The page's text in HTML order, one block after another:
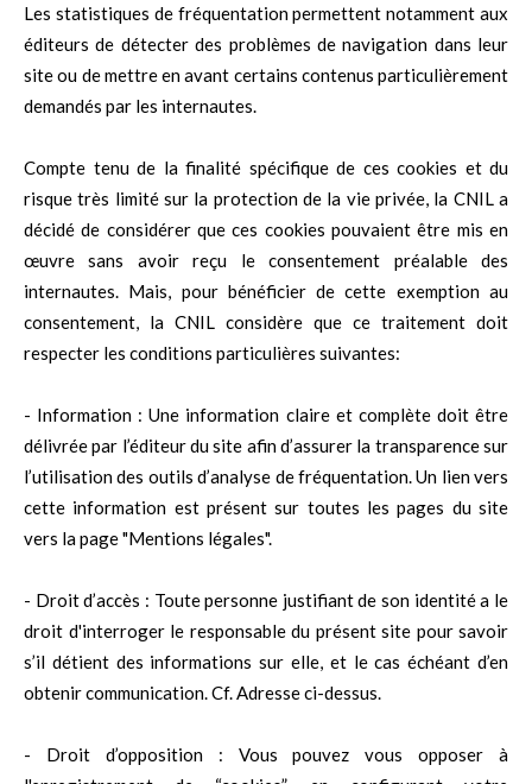
Les statistiques de fréquentation permettent notamment aux
éditeurs de détecter des problèmes de navigation dans leur
site ou de mettre en avant certains contenus particulièrement
demandés par les internautes.
Compte tenu de la finalité spécifique de ces cookies et du
risque très limité sur la protection de la vie privée, la CNIL a
décidé de considérer que ces cookies pouvaient être mis en
œuvre sans avoir reçu le consentement préalable des
internautes. Mais, pour bénéficier de cette exemption au
consentement, la CNIL considère que ce traitement doit
respecter les conditions particulières suivantes:
- Information : Une information claire et complète doit être
délivrée par l’éditeur du site afin d’assurer la transparence sur
l’utilisation des outils d’analyse de fréquentation. Un lien vers
cette information est présent sur toutes les pages du site
vers la page "Mentions légales".
- Droit d’accès : Toute personne justifiant de son identité a le
droit d'interroger le responsable du présent site pour savoir
s’il détient des informations sur elle, et le cas échéant d’en
obtenir communication. Cf. Adresse ci-dessus.
- Droit d’opposition : Vous pouvez vous opposer à